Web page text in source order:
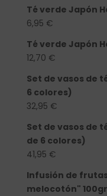
Té verde Japón
6,95 €
Té verde Japón
12,70 €
Set de vasos de
6 colores)
32,95 €
Set de vasos de
de 6 colores)
41,95 €
Infusión de
melocotón" 100gr.